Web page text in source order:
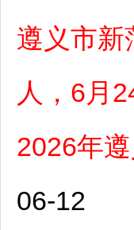
遵义市新
人，6月
2026年
06-12